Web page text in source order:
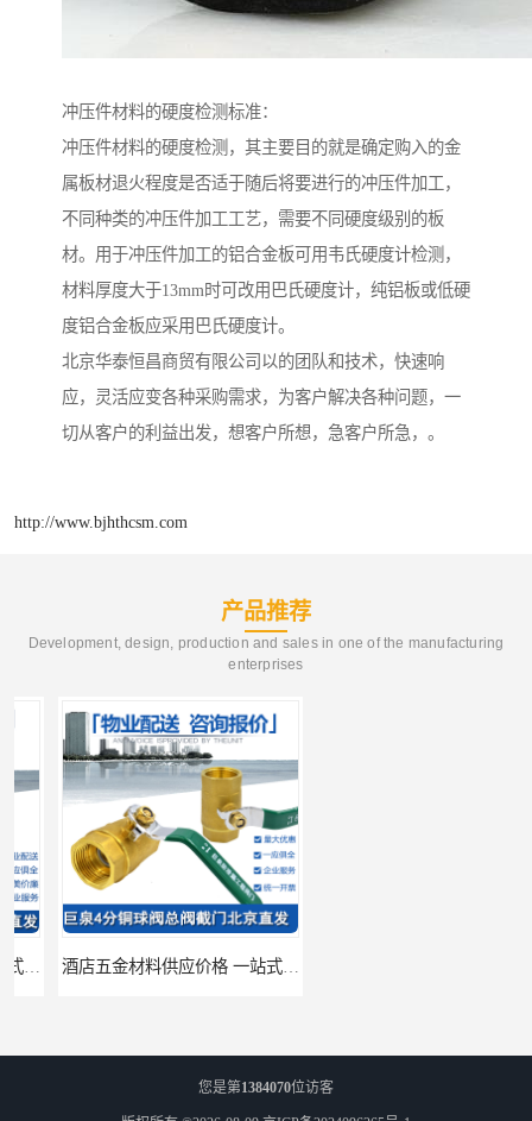
冲压件材料的硬度检测标准：
冲压件材料的硬度检测，其主要目的就是确定购入的金
属板材退火程度是否适于随后将要进行的冲压件加工，
不同种类的冲压件加工工艺，需要不同硬度级别的板
材。用于冲压件加工的铝合金板可用韦氏硬度计检测，
材料厚度大于13mm时可改用巴氏硬度计，纯铝板或低硬
度铝合金板应采用巴氏硬度计。
北京华泰恒昌商贸有限公司以的团队和技术，快速响
应，灵活应变各种采购需求，为客户解决各种问题，一
切从客户的利益出发，想客户所想，急客户所急，。
http://www.bjhthcsm.com
产品推荐
Development, design, production and sales in one of the manufacturing
enterprises
酒店五金材料供应价格 一站式配送
您是第1384070位访客